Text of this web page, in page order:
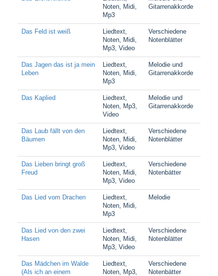
Noten, Midi,
Mp3
Gitarrenakkorde
Das Feld ist weiß
Liedtext,
Noten, Midi,
Mp3, Video
Verschiedene
Notenblätter
Das Jagen das ist ja mein
Leben
Liedtext,
Noten, Midi,
Mp3
Melodie und
Gitarrenakkorde
Das Kaplied
Liedtext,
Noten, Mp3,
Video
Melodie und
Gitarrenakkorde
Das Laub fällt von den
Bäumen
Liedtext,
Noten, Midi,
Mp3, Video
Verschiedene
Notenblätter
Das Lieben bringt groß
Freud
Liedtext,
Noten, Midi,
Mp3, Video
Verschiedene
Notenbätter
Das Lied vom Drachen
Liedtext,
Noten, Midi,
Mp3
Melodie
Das Lied von den zwei
Hasen
Liedtext,
Noten, Midi,
Mp3, Video
Verschiedene
Notenblätter
Das Mädchen im Walde
(Als ich an einem
Liedtext,
Noten, Mp3,
Verschiedene
Notenbätter